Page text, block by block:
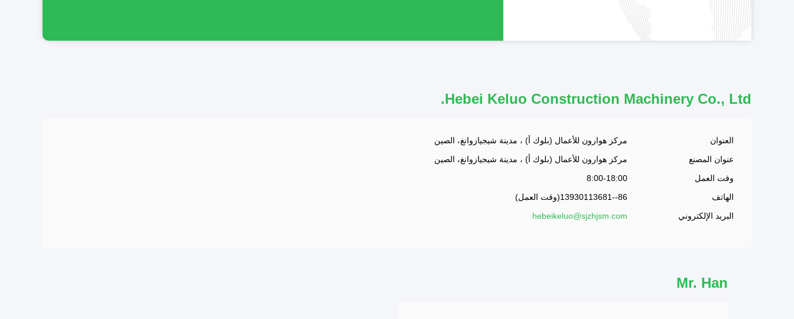
Hebei Keluo Construction Machinery Co., Ltd.
العنوان
مركز هوارون للأعمال (بلوك أ) ، مدينة شيجيازوانغ، الصين
عنوان المصنع
مركز هوارون للأعمال (بلوك أ) ، مدينة شيجيازوانغ، الصين
وقت العمل
8:00-18:00
الهاتف
86--13930113681(وقت العمل)
البريد الإلكتروني
hebeikeluo@sjzhjsm.com
Mr. Han